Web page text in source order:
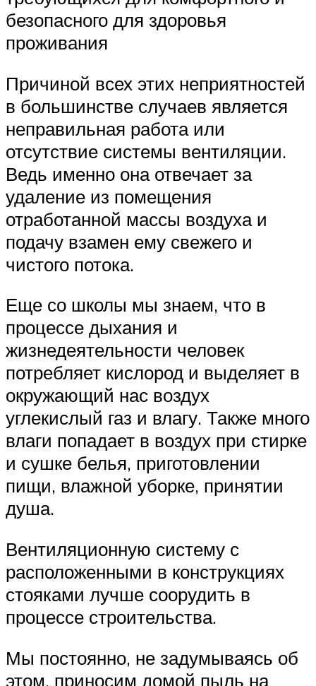
безопасного для здоровья
проживания
Причиной всех этих неприятностей
в большинстве случаев является
неправильная работа или
отсутствие системы вентиляции.
Ведь именно она отвечает за
удаление из помещения
отработанной массы воздуха и
подачу взамен ему свежего и
чистого потока.
Еще со школы мы знаем, что в
процессе дыхания и
жизнедеятельности человек
потребляет кислород и выделяет в
окружающий нас воздух
углекислый газ и влагу. Также много
влаги попадает в воздух при стирке
и сушке белья, приготовлении
пищи, влажной уборке, принятии
душа.
Вентиляционную систему с
расположенными в конструкциях
стояками лучше соорудить в
процессе строительства.
Мы постоянно, не задумываясь об
этом, приносим домой пыль на